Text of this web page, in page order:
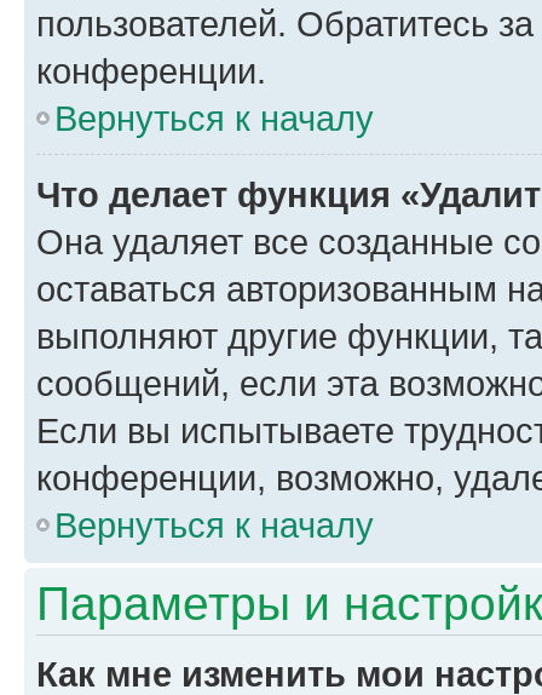
пользователей. Обратитесь
конференции.
Вернуться к началу
Что делает функция
Она удаляет все созданные
оставаться авторизованным
выполняют другие функции,
сообщений, если эта
Если вы испытываете
конференции, возможно,
Вернуться к началу
Параметры и
Как мне изменить мои